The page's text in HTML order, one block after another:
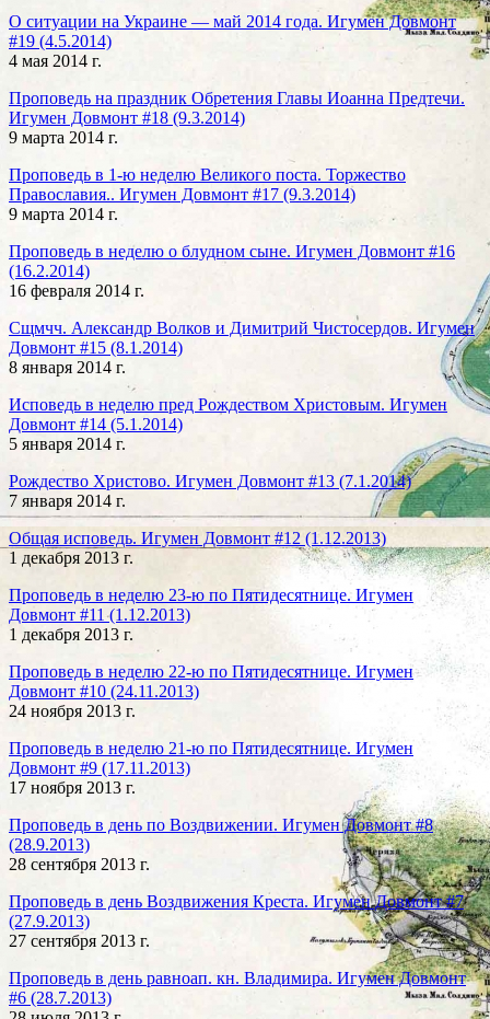
О ситуации на Украине — май 2014 года. Игумен Довмонт
#19 (4.5.2014)
4 мая 2014 г.
Проповедь на праздник Обретения Главы Иоанна Предтечи.
Игумен Довмонт #18 (9.3.2014)
9 марта 2014 г.
Проповедь в 1-ю неделю Великого поста. Торжество
Православия.. Игумен Довмонт #17 (9.3.2014)
9 марта 2014 г.
Проповедь в неделю о блудном сыне. Игумен Довмонт #16
(16.2.2014)
16 февраля 2014 г.
Сщмчч. Александр Волков и Димитрий Чистосердов. Игумен
Довмонт #15 (8.1.2014)
8 января 2014 г.
Исповедь в неделю пред Рождеством Христовым. Игумен
Довмонт #14 (5.1.2014)
5 января 2014 г.
Рождество Христово. Игумен Довмонт #13 (7.1.2014)
7 января 2014 г.
Общая исповедь. Игумен Довмонт #12 (1.12.2013)
1 декабря 2013 г.
Проповедь в неделю 23-ю по Пятидесятнице. Игумен
Довмонт #11 (1.12.2013)
1 декабря 2013 г.
Проповедь в неделю 22-ю по Пятидесятнице. Игумен
Довмонт #10 (24.11.2013)
24 ноября 2013 г.
Проповедь в неделю 21-ю по Пятидесятнице. Игумен
Довмонт #9 (17.11.2013)
17 ноября 2013 г.
Проповедь в день по Воздвижении. Игумен Довмонт #8
(28.9.2013)
28 сентября 2013 г.
Проповедь в день Воздвижения Креста. Игумен Довмонт #7
(27.9.2013)
27 сентября 2013 г.
Проповедь в день равноап. кн. Владимира. Игумен Довмонт
#6 (28.7.2013)